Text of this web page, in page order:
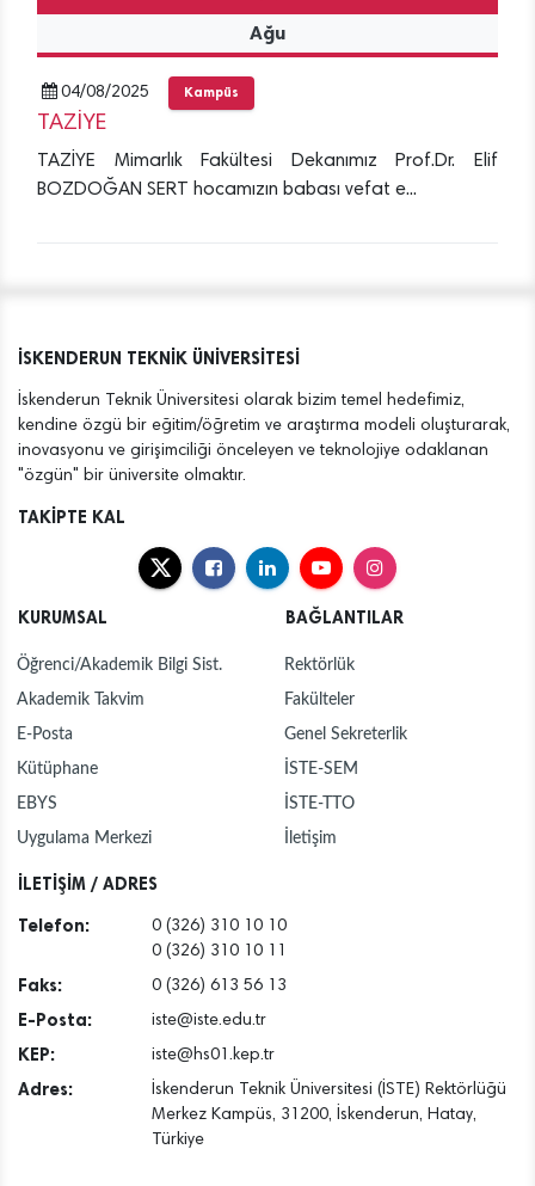
Ağu
04/08/2025 Kampüs
TAZİYE
TAZİYE Mimarlık Fakültesi Dekanımız Prof.Dr. Elif
BOZDOĞAN SERT hocamızın babası vefat e...
İSKENDERUN TEKNİK ÜNİVERSİTESİ
İskenderun Teknik Üniversitesi olarak bizim temel hedefimiz,
kendine özgü bir eğitim/öğretim ve araştırma modeli oluşturarak,
inovasyonu ve girişimciliği önceleyen ve teknolojiye odaklanan
"özgün" bir üniversite olmaktır.
TAKİPTE KAL
KURUMSAL
Öğrenci/Akademik Bilgi Sist.
Akademik Takvim
E-Posta
Kütüphane
EBYS
Uygulama Merkezi
BAĞLANTILAR
Rektörlük
Fakülteler
Genel Sekreterlik
İSTE-SEM
İSTE-TTO
İletişim
İLETİŞİM / ADRES
Telefon:
0 (326) 310 10 10
0 (326) 310 10 11
Faks: 0 (326) 613 56 13
E-Posta: iste@iste.edu.tr
KEP: iste@hs01.kep.tr
Adres:
İskenderun Teknik Üniversitesi (İSTE) Rektörlüğü
Merkez Kampüs, 31200, İskenderun, Hatay,
Türkiye